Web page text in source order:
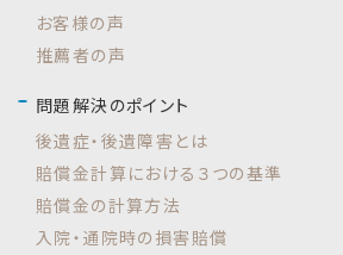
お客様の声
推薦者の声
問題解決のポイント
後遺症・後遺障害とは
賠償金計算における３つの基準
賠償金の計算方法
入院・通院時の損害賠償